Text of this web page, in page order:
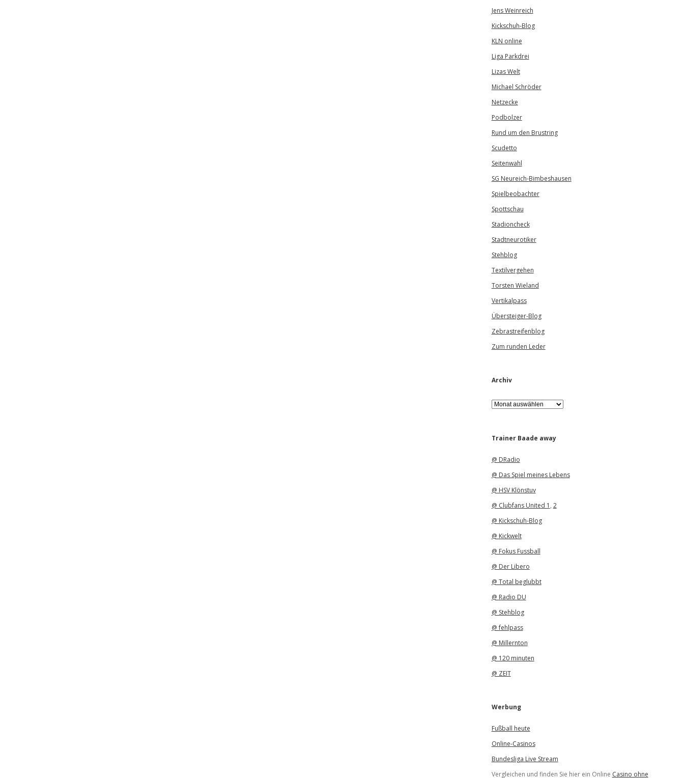
Jens Weinreich
Kickschuh-Blog
KLN online
Liga Parkdrei
Lizas Welt
Michael Schröder
Netzecke
Podbolzer
Rund um den Brustring
Scudetto
Seitenwahl
SG Neureich-Bimbeshausen
Spielbeobachter
Spottschau
Stadioncheck
Stadtneurotiker
Stehblog
Textilvergehen
Torsten Wieland
Vertikalpass
Übersteiger-Blog
Zebrastreifenblog
Zum runden Leder
Archiv
A
r
iTrainer Baade away
@ DRadio
@ Das Spiel meines Lebens
@ HSV Klönstuv
@ Clubfans United 1 , 2
@ Kickschuh-Blog
@ Kickwelt
@ Fokus Fussball
@ Der Libero
@ Total beglubbt
@ Radio DU
@ Stehblog
@ fehlpass
@ Millernton
@ 120 minuten
@ ZEIT
Werbung
Fußball heute
Online-Casinos
Bundesliga Live Stream
Vergleichen und finden Sie hier ein Online Casino ohne